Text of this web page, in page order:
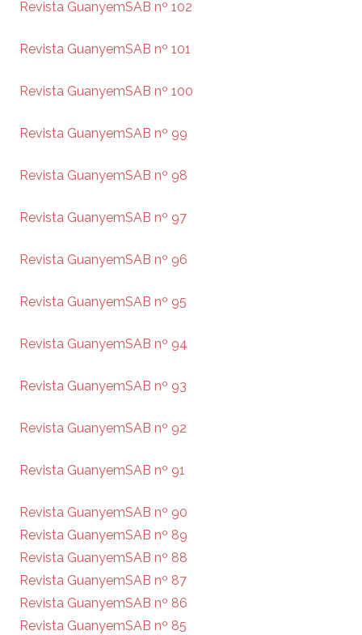
Revista GuanyemSAB nº 102
Revista GuanyemSAB nº 101
Revista GuanyemSAB nº 100
Revista GuanyemSAB nº 99
Revista GuanyemSAB nº 98
Revista GuanyemSAB nº 97
Revista GuanyemSAB nº 96
Revista GuanyemSAB nº 95
Revista GuanyemSAB nº 94
Revista GuanyemSAB nº 93
Revista GuanyemSAB nº 92
Revista GuanyemSAB nº 91
Revista GuanyemSAB nº 90
Revista GuanyemSAB nº 89
Revista GuanyemSAB nº 88
Revista GuanyemSAB nº 87
Revista GuanyemSAB nº 86
Revista GuanyemSAB nº 85